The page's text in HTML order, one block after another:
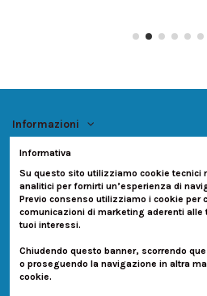
Informazioni
Contatti
Newsletter
Informativa
Su questo sito utilizziamo cookie tecnici
analitici per fornirti un’esperienza di
Previo consenso utilizziamo i cookie per
comunicazioni di marketing aderenti
tuoi interessi.
Chiudendo questo banner, scorrendo
o proseguendo la navigazione in altra
cookie.